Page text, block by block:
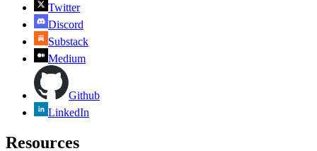
Twitter
Discord
Substack
Medium
Github
LinkedIn
Resources